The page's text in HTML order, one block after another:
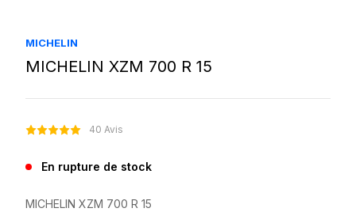
MICHELIN
MICHELIN XZM 700 R 15
40 Avis
En rupture de stock
MICHELIN XZM 700 R 15